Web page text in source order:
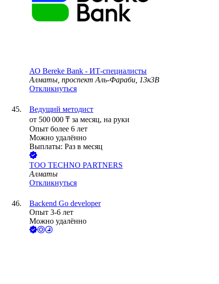
АО Bereke Bank - ИТ-специалисты
Алматы, проспект Аль-Фараби, 13к3В
Откликнуться
Ведущий методист
от 500 000 ₸ за месяц, на руки
Опыт более 6 лет
Можно удалённо
Выплаты: Раз в месяц
ТОО TECHNO PARTNERS
Алматы
Откликнуться
Backend Go developer
Опыт 3-6 лет
Можно удалённо